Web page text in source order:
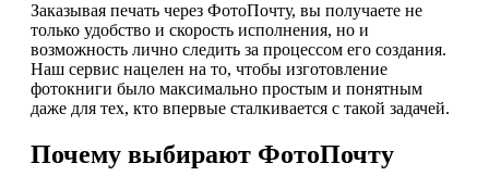
Заказывая печать через ФотоПочту, вы получаете не
только удобство и скорость исполнения, но и
возможность лично следить за процессом его создания.
Наш сервис нацелен на то, чтобы изготовление
фотокниги было максимально простым и понятным
даже для тех, кто впервые сталкивается с такой задачей.
Почему выбирают ФотоПочту